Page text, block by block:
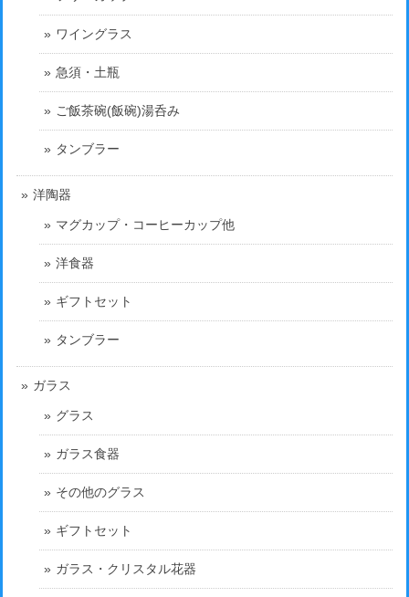
ワイングラス
急須・土瓶
ご飯茶碗(飯碗)湯呑み
タンブラー
洋陶器
マグカップ・コーヒーカップ他
洋食器
ギフトセット
タンブラー
ガラス
グラス
ガラス食器
その他のグラス
ギフトセット
ガラス・クリスタル花器